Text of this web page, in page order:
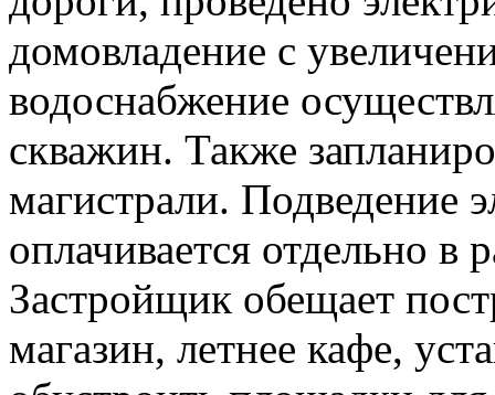
домовладение с
водоснабжение
скважин. Также
магистрали. Подведение
оплачивается отдельно в
Застройщик обещает
магазин, летнее кафе,